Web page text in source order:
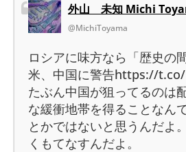
外山 未知 Michi
@MichiToyama
ロシアに味方なら「歴史の
米、中国に警告https://
たぶん中国が狙ってるのは
な緩衝地帯を得ることなん
とかではないと思うんだよ
くもてなすんだよ。